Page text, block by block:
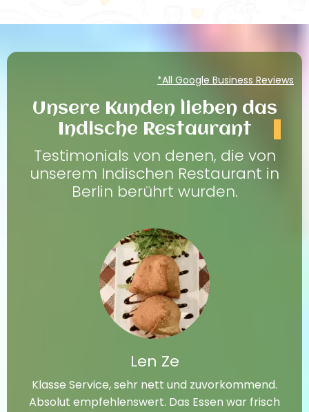
*All Google Business Reviews
Unsere Kunden lieben das
Indische Restaurant
Testimonials von denen, die von
unserem Indischen Restaurant in
Berlin berührt wurden.
Len Ze
Klasse Service, sehr nett und zuvorkommend.
Absolut empfehlenswert. Das Essen war frisch